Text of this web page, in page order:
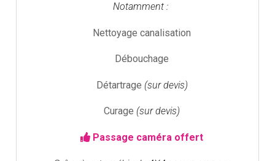
Notamment :
Nettoyage canalisation
Débouchage
Détartrage (sur devis)
Curage (sur devis)
Passage caméra offert